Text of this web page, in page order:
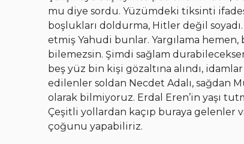
mu diye sordu. Yüzümdeki tiksinti
boşlukları doldurma, Hitler değil
etmiş Yahudi bunlar. Yargılama hemen,
bilemezsin. Şimdi sağlam
beş yüz bin kişi gözaltına alındı,
edilenler soldan Necdet Adalı, sağdan
olarak bilmiyoruz. Erdal Eren’in yaşı
Çeşitli yollardan kaçıp buraya gelenler
çoğunu yapabiliriz.